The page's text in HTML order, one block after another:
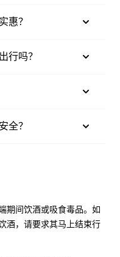
惠？
行吗？
全？
期间饮酒或吸食毒品。如
酒，请要求其马上结束行